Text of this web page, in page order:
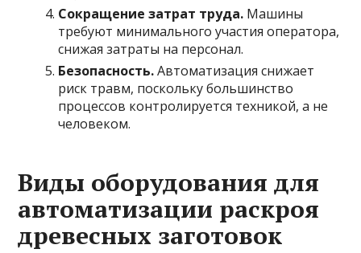
Сокращение затрат труда. Машины
требуют минимального участия оператора,
снижая затраты на персонал.
Безопасность.Автоматизация снижает
риск травм, поскольку большинство
процессов контролируется техникой, а не
человеком.
Виды оборудования для
автоматизации раскроя
древесных заготовок